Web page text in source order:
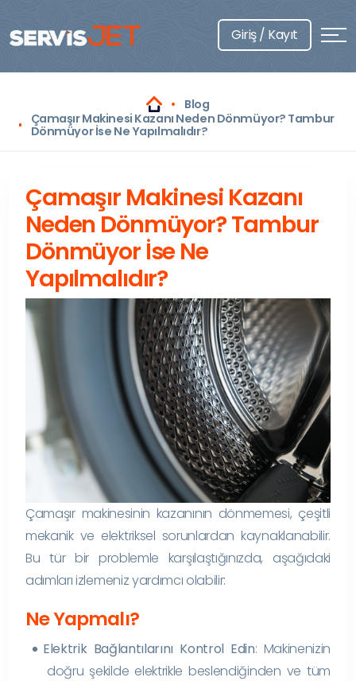
Giriş / Kayıt
Blog
Çamaşır Makinesi Kazanı Neden Dönmüyor? Tambur
Dönmüyor İse Ne Yapılmalıdır?
Çamaşır Makinesi Kazanı
Neden Dönmüyor? Tambur
Dönmüyor İse Ne
Yapılmalıdır?
Çamaşır makinesinin kazanının dönmemesi, çeşitli
mekanik ve elektriksel sorunlardan kaynaklanabilir.
Bu tür bir problemle karşılaştığınızda, aşağıdaki
adımları izlemeniz yardımcı olabilir:
Ne Yapmalı?
Elektrik Bağlantılarını Kontrol Edin: Makinenizin
doğru şekilde elektrikle beslendiğinden ve tüm